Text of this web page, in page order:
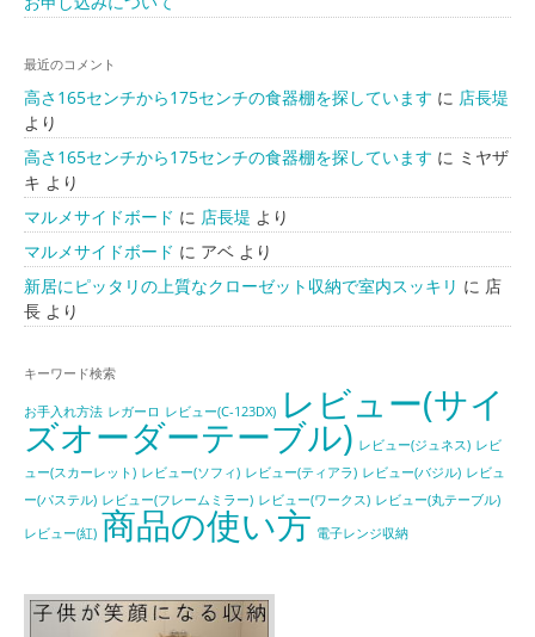
最近のコメント
高さ165センチから175センチの食器棚を探しています に 店長堤
より
高さ165センチから175センチの食器棚を探しています に ミヤザ
キ より
マルメサイドボード に 店長堤 より
マルメサイドボード に アベ より
新居にピッタリの上質なクローゼット収納で室内スッキリ に 店
長 より
キーワード検索
お手入れ方法 レガーロ レビュー(C-123DX) レビュー(サイ
ズオーダーテーブル) レビュー(ジュネス) レビ
ュー(スカーレット) レビュー(ソフィ) レビュー(ティアラ) レビュー(バジル) レビュ
ー(パステル) レビュー(フレームミラー) レビュー(ワークス) レビュー(丸テーブル)
レビュー(紅) 商品の使い方 電子レンジ収納